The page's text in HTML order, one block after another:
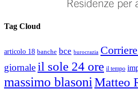
Tag Cloud
articolo 18 banche bce burocrazia
giornale il sole 24 ore il tempo
massimo blasoni Matteo